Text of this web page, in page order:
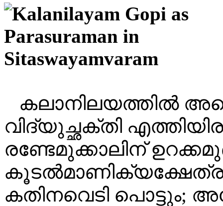
കലാനിലയത്തിൽ
വിദ്യുച്ഛക്തി
രണ്ടേമുക്കാലിന്
കതിനവെടി പൊട്ടും;